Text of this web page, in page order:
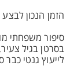
הזמן הנכון
סיפור משפחתי
בסרטן בגיל
לייעוץ גנטי כבר